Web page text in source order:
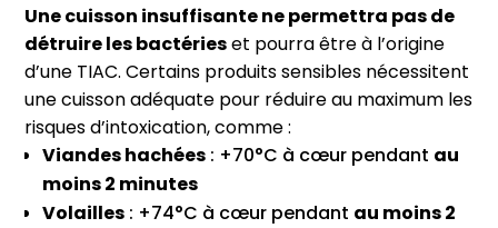
Une cuisson insuffisante ne permettra pas de
détruire les bactérieset pourra être à l’origine
d’une TIAC. Certains produits sensibles nécessitent
une cuisson adéquate pour réduire au maximum les
risques d’intoxication, comme :
Viandes hachées : +70°C à cœur pendant au
moins 2 minutes
Volailles : +74°C à cœur pendant au moins 2